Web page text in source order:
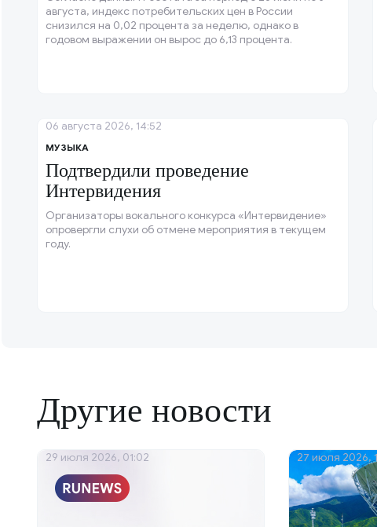
августа, индекс потребительских цен в России
снизился на 0,02 процента за неделю, однако в
годовом выражении он вырос до 6,13 процента.
МУЗЫКА
Подтвердили проведение
Интервидения
Организаторы вокального конкурса «Интервидение»
опровергли слухи об отмене мероприятия в текущем
году.
06 августа 2026, 14:52
Другие новости
29 июля 2026, 01:02 27 июля 2026,